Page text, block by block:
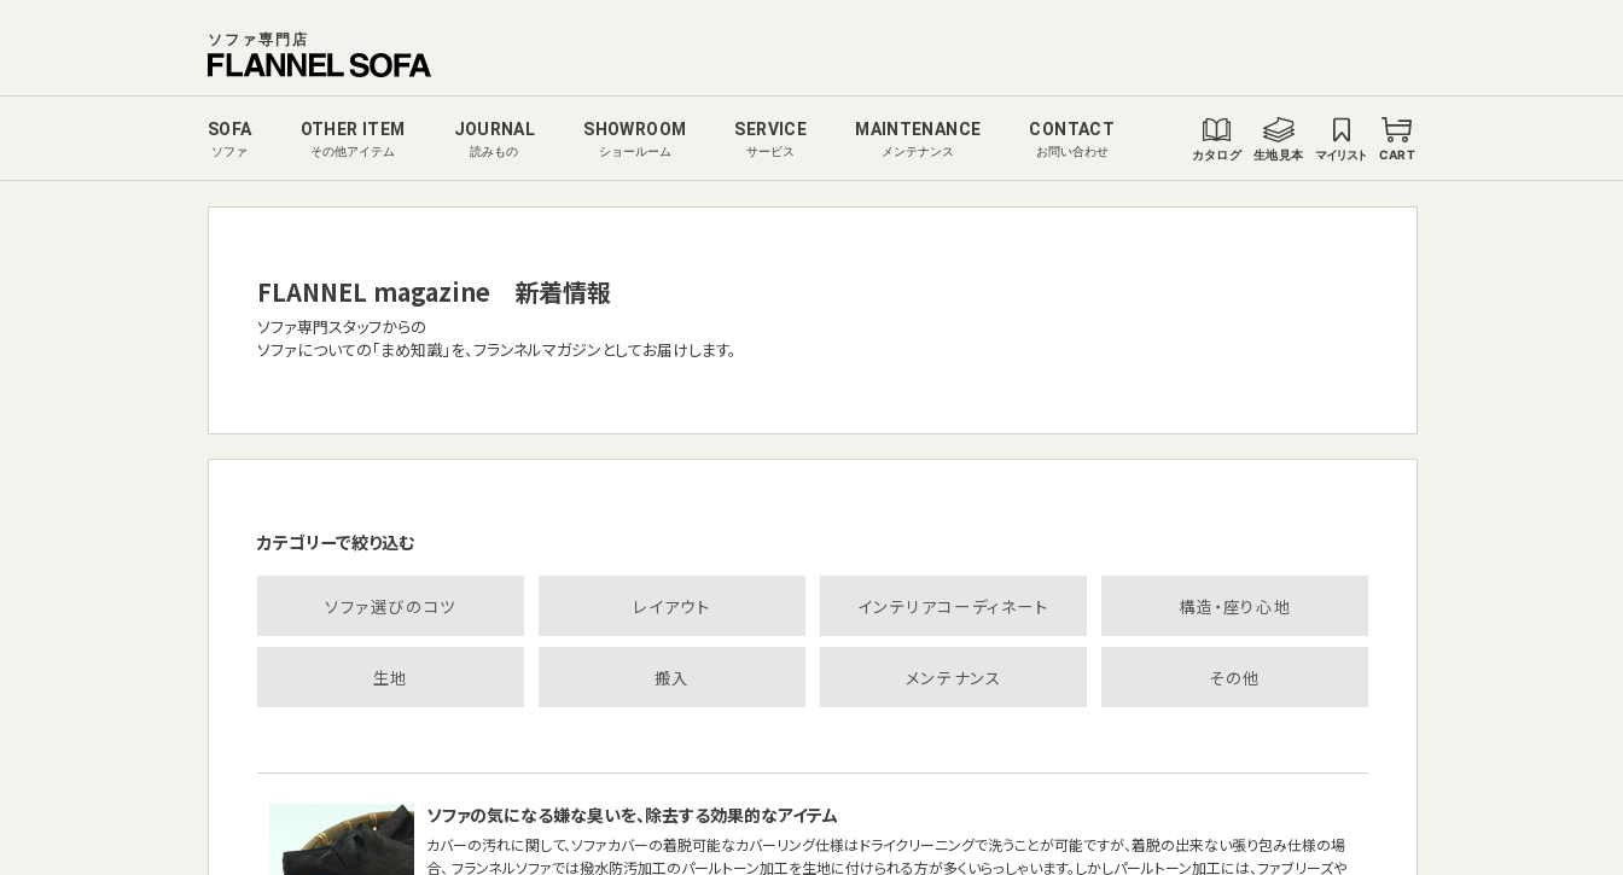
ソファ専門店
SOFA
ソファ
OTHER ITEM
その他アイテム
JOURNAL
読みもの
SHOWROOM
ショールーム
SERVICE
サービス
MAINTENANCE
メンテナンス
CONTACT
お問い合わせ カタログ 生地見本 マイリスト CART
FLANNEL magazine 新着情報
ソファ専門スタッフからの
ソファについての「まめ知識」を、フランネルマガジンとしてお届けします。
カテゴリーで絞り込む
ソファ選びのコツ レイアウト インテリアコーディネート 構造・座り心地
生地 搬入 メンテナンス その他
ソファの気になる嫌な臭いを、除去する効果的なアイテム
カバーの汚れに関して、ソファカバーの着脱可能なカバーリング仕様はドライクリーニングで洗うことが可能ですが、着脱の出来ない張り包み仕様の場
合、 フランネルソファでは撥水防汚加工のパールトーン加工を生地に付けられる方が多くいらっしゃいます。しかしパールトーン加工には、ファブリーズや